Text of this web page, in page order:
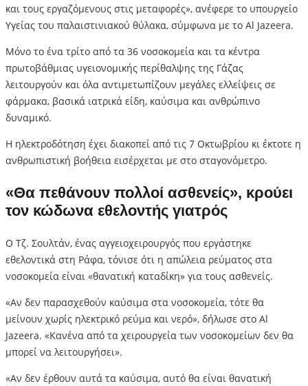
και τους εργαζόμενους στις μεταφορές», ανέφερε το υπουργείο
Υγείας του παλαιστινιακού θύλακα, σύμφωνα με το Al Jazeera.
Μόνο το ένα τρίτο από τα 36 νοσοκομεία και τα κέντρα
πρωτοβάθμιας υγειονομικής περίθαλψης της Γάζας
λειτουργούν και όλα αντιμετωπίζουν μεγάλες ελλείψεις σε
φάρμακα, βασικά ιατρικά είδη, καύσιμα και ανθρώπινο
δυναμικό.
Η ηλεκτροδότηση έχει διακοπεί από τις 7 Οκτωβρίου κι έκτοτε η
ανθρωπιστική βοήθεια εισέρχεται με στο σταγονόμετρο.
«Θα πεθάνουν πολλοί ασθενείς», κρούει
τον κώδωνα εθελοντής γιατρός
Ο Τζ. Σουλτάν, ένας αγγειοχειρουργός που εργάστηκε
εθελοντικά στη Ράφα, τόνισε ότι η απώλεια ρεύματος στα
νοσοκομεία είναι «θανατική καταδίκη» για τους ασθενείς.
«Αν δεν παρασχεθούν καύσιμα στα νοσοκομεία, τότε θα
μείνουν χωρίς ηλεκτρικό ρεύμα και νερό», δήλωσε στο Al
Jazeera. «Κανένα από τα χειρουργεία των νοσοκομείων δεν θα
μπορεί να λειτουργήσει».
«Αν δεν έρθουν αυτά τα καύσιμα, αυτό θα είναι θανατική